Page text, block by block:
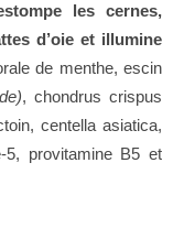
les cernes,
d’oie et illumine
de menthe, escin
, chondrus crispus
centella asiatica,
5, provitamine B5 et